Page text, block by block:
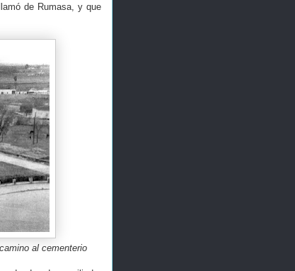
de Rumasa, y que
al cementerio